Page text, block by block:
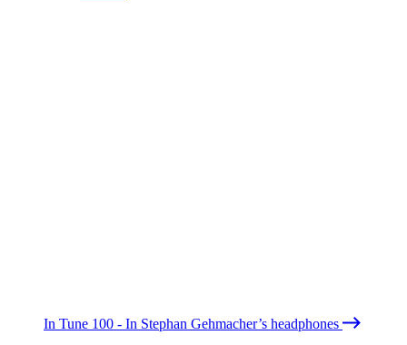
In Tune 100 - In Stephan Gehmacher’s headphones